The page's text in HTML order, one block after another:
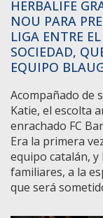
HERBALIFE
NOU PARA
LIGA ENTRE
SOCIEDAD,
EQUIPO
Acompañado de
Katie, el escolta
enrachado FC
Era la primera
equipo catalán,
familiares, a la
que será